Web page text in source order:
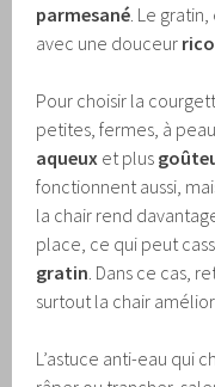
parmesané . Le
avec une douceur
Pour choisir la
petites, fermes, à
aqueux et plus
fonctionnent aussi,
la chair rend
place, ce qui peut
gratin . Dans ce cas,
surtout la chair
L’astuce anti-eau qui